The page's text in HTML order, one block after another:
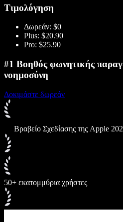
Τιμολόγηση
Δωρεάν: $0
Plus: $20.90
Pro: $25.90
#1 Βοηθός φωνητικής
νοημοσύνη
Δοκιμάστε δωρεάν
Βραβείο Σχεδίασης της Apple
50+ εκατομμύρια χρήστες